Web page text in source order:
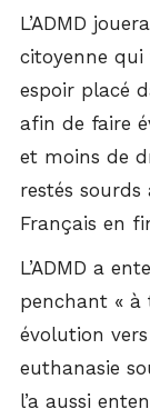
L’ADMD
citoyenne qui
espoir placé
afin de faire
et moins de
restés sourds
Français en
L’ADMD a
penchant « à
évolution
euthanasie
l’a aussi